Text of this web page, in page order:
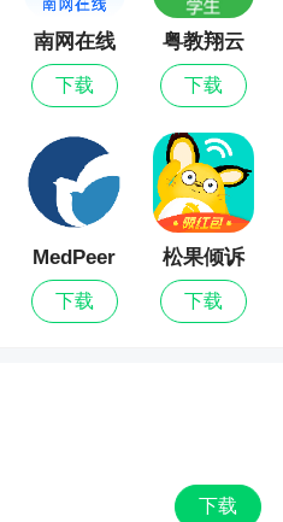
南网在线
下载
粤教翔云
数字教材
应用平台
下载
MedPeer
下载
松果倾诉
下载
下载